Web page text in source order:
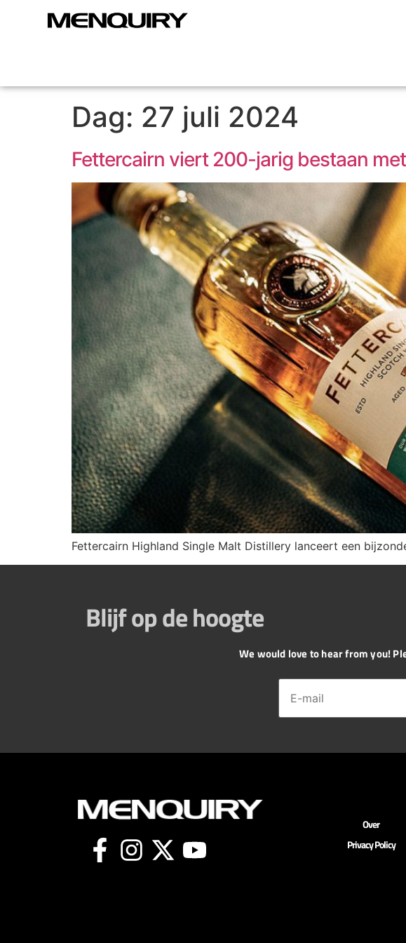
Dag: 27 juli 2024
Fettercairn viert 200-jarig bestaan
Fettercairn Highland Single Malt Distillery lanceert een
Blijf op de hoogte
We would love to hear from you!
Over
Privacy Policy